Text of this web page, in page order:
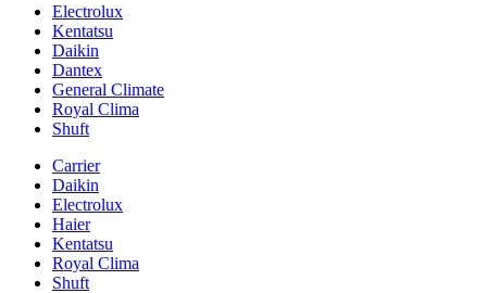
Electrolux
Kentatsu
Daikin
Dantex
General Climate
Royal Clima
Shuft
Carrier
Daikin
Electrolux
Haier
Kentatsu
Royal Clima
Shuft